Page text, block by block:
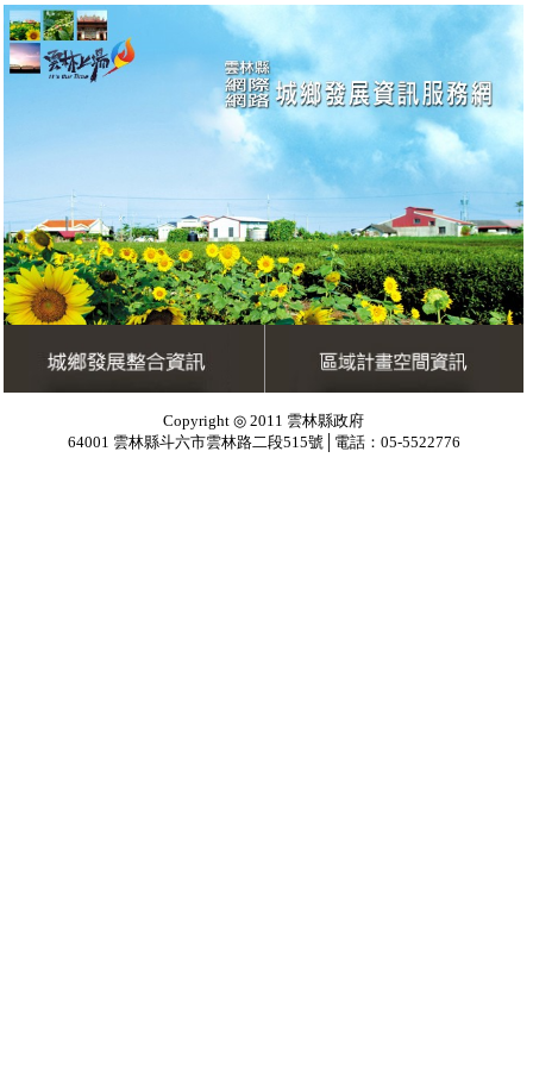
Copyright ◎ 2011 雲林縣政府
64001 雲林縣斗六市雲林路二段515號│電話：05-5522776